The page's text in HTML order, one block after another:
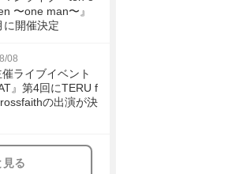
〜one man〜』
に開催決定
08
ライブイベント
』第4回にTERU f
の出演が決
見る